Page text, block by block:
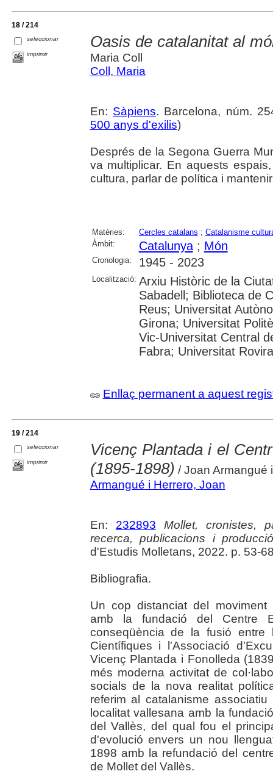
18 / 214
seleccionar
imprimir
Oasis de catalanitat al
Maria Coll
Coll, Maria
En: Sàpiens. Barcelona, núm.
500 anys d'exilis)
Després de la Segona Guerra
va multiplicar. En aquests
cultura, parlar de política i
Matèries: Cercles catalans ; Catalanisme
Àmbit:
Catalunya; Món
Cronologia: 1945 - 2023
Localització: Arxiu Històric de la
Sabadell; Biblioteca de
Reus; Universitat
Girona; Universitat
Vic-Universitat Central
Fabra; Universitat
Enllaç permanent a aquest
19 / 214
seleccionar
imprimir
Vicenç Plantada i el
(1895-1898) / Joan Armangué
Armangué i Herrero, Joan
En: 232893
Mollet, cronistes,
recerca, publicacions i
d'Estudis Molletans, 2022. p. 53-
Bibliografia.
Un cop distanciat del moviment
amb la fundació del Centre
conseqüència de la fusió entre
Científiques i l'Associació
Vicenç Plantada i Fonolleda
més moderna activitat de
socials de la nova realitat
referim al catalanisme
localitat vallesana amb la
del Vallès, del qual fou el
d'evolució envers un nou
1898 amb la refundació del
de Mollet del Vallès.